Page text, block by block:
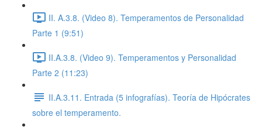
II. A.3.8. (Video 8). Temperamentos de Personalidad
Parte 1 (9:51)
II.A.3.8. (Video 9). Temperamentos y Personalidad
Parte 2 (11:23)
II.A.3.11. Entrada (5 infografías). Teoría de Hipócrates
sobre el temperamento.